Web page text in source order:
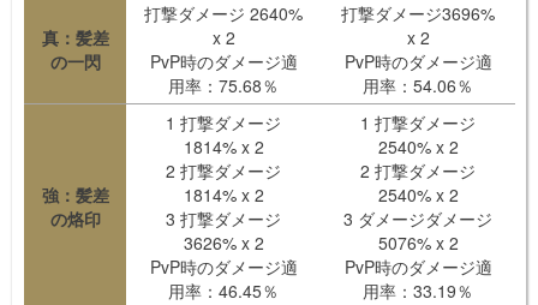
真：髪差
の一閃
打撃ダメージ 2640%
x 2
PvP時のダメージ適
用率：75.68％
打撃ダメージ3696%
x 2
PvP時のダメージ適
用率：54.06％
強：髪差
の烙印
1 打撃ダメージ
1814% x 2
2 打撃ダメージ
1814% x 2
3 打撃ダメージ
3626% x 2
PvP時のダメージ適
用率：46.45％
1 打撃ダメージ
2540% x 2
2 打撃ダメージ
2540% x 2
3 ダメージダメージ
5076% x 2
PvP時のダメージ適
用率：33.19％